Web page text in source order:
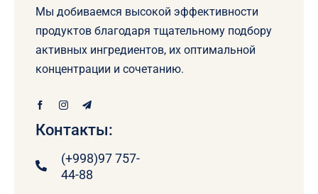
Мы добиваемся высокой эффективности
продуктов благодаря тщательному подбору
активных ингредиентов, их оптимальной
концентрации и сочетанию.
Контакты:
(+998)97 757-
44-88